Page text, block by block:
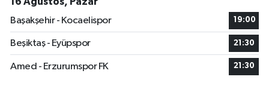
Başakşehir - Kocaelispor
19:00
Beşiktaş - Eyüpspor 21:30
Amed - Erzurumspor FK 21:30